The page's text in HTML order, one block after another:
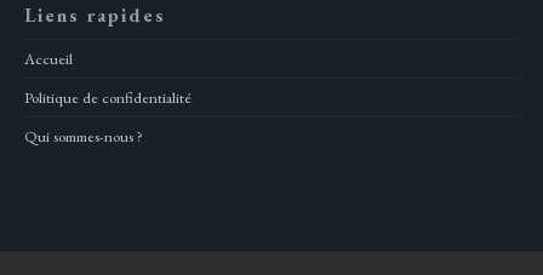
Liens rapides
Accueil
Politique de confidentialité
Qui sommes-nous ?